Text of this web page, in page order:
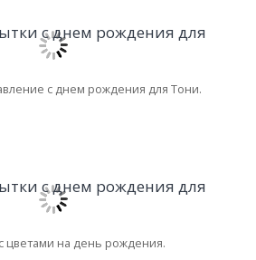
с днем рождения для Тони.
цветами на день рождения.